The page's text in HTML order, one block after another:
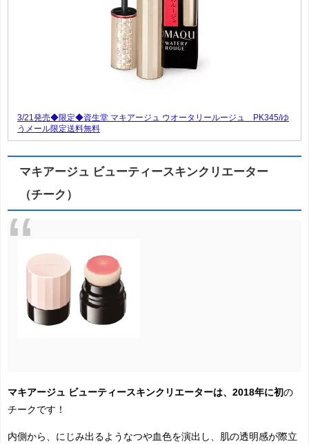
3/21発売◆限定◆資生堂 マキアージュ ウオータリールージュ PK345/ゆ
うメール限定送料無料
マキアージュ ビューティースキンクリエーター
（チーク）
マキアージュ ビューティースキンクリエーターは、2018年に初の
チークです！
内側から、にじみ出るようなつや血色を演出し、肌の透明感が際立